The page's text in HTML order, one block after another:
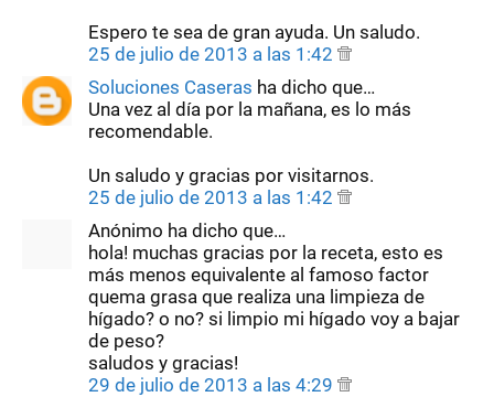
Espero te sea de gran ayuda. Un saludo.
25 de julio de 2013 a las 1:42
Soluciones Caseras ha dicho que…
Una vez al día por la mañana, es lo más
recomendable.
Un saludo y gracias por visitarnos.
25 de julio de 2013 a las 1:42
Anónimo ha dicho que…
hola! muchas gracias por la receta, esto es
más menos equivalente al famoso factor
quema grasa que realiza una limpieza de
hígado? o no? si limpio mi hígado voy a bajar
de peso?
saludos y gracias!
29 de julio de 2013 a las 4:29